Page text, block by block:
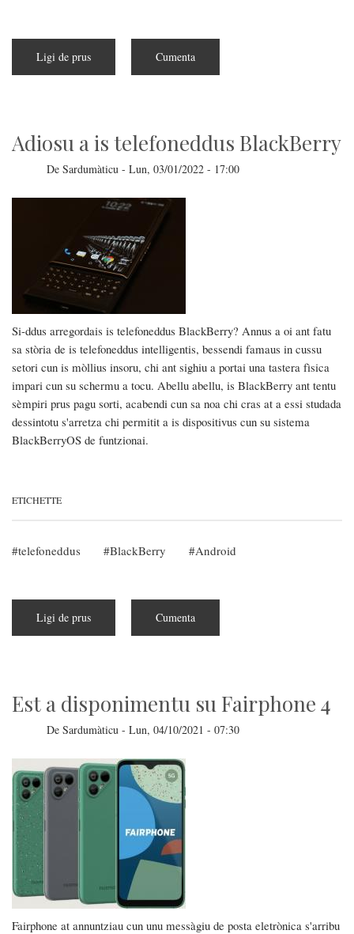
Ligi de prus
de
inserru
po
iOS
e
MacOs
Cumenta
Adiosu a is telefoneddus BlackBerry
De Sardumàticu - Lun, 03/01/2022 - 17:00
Si-ddus arregordais is telefoneddus BlackBerry? Annus a oi ant fatu
sa stòria de is telefoneddus intelligentis, bessendi famaus in cussu
setori cun is mòllius insoru, chi ant sighiu a portai una tastera fìsica
impari cun su schermu a tocu. Abellu abellu, is BlackBerry ant tentu
sèmpiri prus pagu sorti, acabendi cun sa noa chi cras at a essi studada
dessintotu s'arretza chi permitit a is dispositivus cun su sistema
BlackBerryOS de funtzionai.
ETICHETTE
telefoneddus BlackBerry Android
Ligi de prus
de
BlackBerry
Cumenta
Est a disponimentu su Fairphone 4
De Sardumàticu - Lun, 04/10/2021 - 07:30
Fairphone at annuntziau cun unu messàgiu de posta eletrònica s'arribu